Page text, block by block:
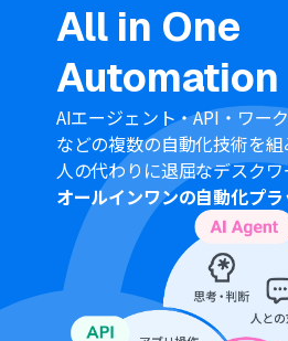
ョンで取得したファイル名やフ
変数として柔軟に埋め込み、よ
通知内容にカスタムすることが
注意事項
Box、Microsoft Teamsのそれ
ださい。
Microsoft365（旧Office365）
般法人向けプラン（
般法人向けプランに加入して
する可能性があります。
トリガーは5分、10分、15分、
間隔を選択できます。
プランによって最短の起動間
ください。
All in One
Automation
AIエージェント・API・ワー
などの複数の自動化技術を組
人の代わりに退屈なデスク
オールインワンの自動化プ